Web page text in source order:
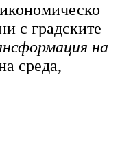
с градските
на
среда,